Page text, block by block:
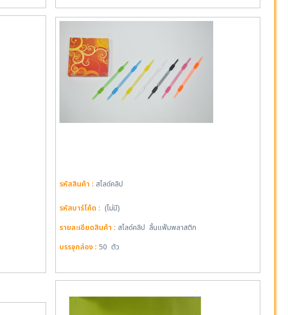
รหัสสินค้า : สไลด์คลิป
รหัสบาร์โค้ด : (ไม่มี)
รายละเอียดสินค้า : สไลด์คลิป ลิ้นแฟ้มพลาสติก
บรรจุกล่อง : 50 ตัว